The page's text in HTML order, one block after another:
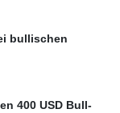
bullischen
400 USD Bull-